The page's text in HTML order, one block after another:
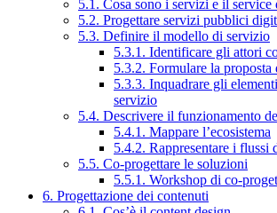
5.1. Cosa sono i servizi e il service
5.2. Progettare servizi pubblici
5.3. Definire il modello di servizio
5.3.1. Identificare gli attori
5.3.2. Formulare la proposta
5.3.3. Inquadrare gli
servizio
5.4. Descrivere il funzionamento
5.4.1. Mappare l’ecosistema
5.4.2. Rappresentare i flussi
5.5. Co-progettare le soluzioni
5.5.1. Workshop di co-
6. Progettazione dei contenuti